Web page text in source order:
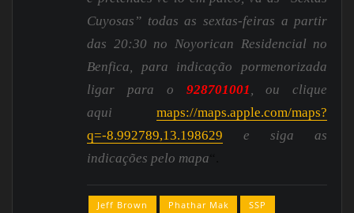
Cuyosas” todas as sextas-feiras a partir
das 20:30 no Noyorican Residencial no
Benfica, para indicação pormenorizada
ligar para o 928701001 , ou clique
aquimaps://maps.apple.com/maps?
q=-8.992789,13.198629
e siga as
indicações pelo mapa
Jeff Brown Phathar Mak
SSP